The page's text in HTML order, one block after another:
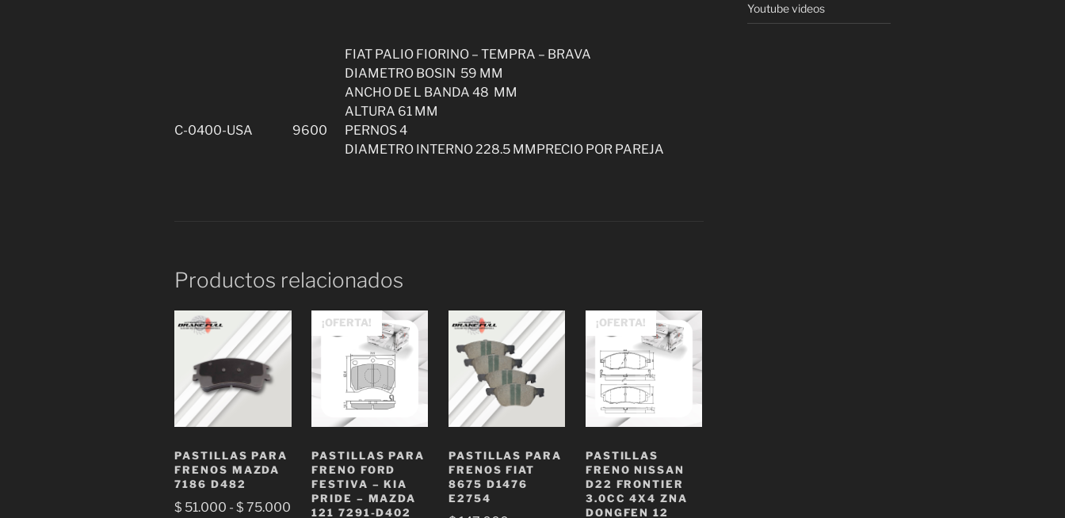
C-0400-USA 9600
FIAT PALIO FIORINO – TEMPRA – BRAVA
DIAMETRO BOSIN 59 MM
ANCHO DE L BANDA 48 MM
ALTURA 61 MM
PERNOS 4
DIAMETRO INTERNO 228.5 MMPRECIO POR PAREJA
Productos relacionados
PASTILLAS PARA
FRENOS MAZDA
7186 D482
$ 51.000 - $ 75.000 Rango
¡OFERTA!
PASTILLAS PARA
FRENO FORD
FESTIVA – KIA
PRIDE – MAZDA
121 7291-D402
PASTILLAS PARA
FRENOS FIAT
8675 D1476
E2754
¡OFERTA!
PASTILLAS
FRENO NISSAN
D22 FRONTIER
3.0CC 4X4 ZNA
DONGFEN 12
Youtube videos